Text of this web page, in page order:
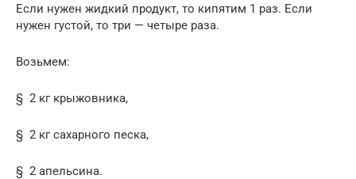
Если нужен жидкий продукт, то кипятим 1 раз. Если
нужен густой, то три — четыре раза.
Возьмем:
§ 2 кг крыжовника,
§ 2 кг сахарного песка,
§ 2 апельсина.